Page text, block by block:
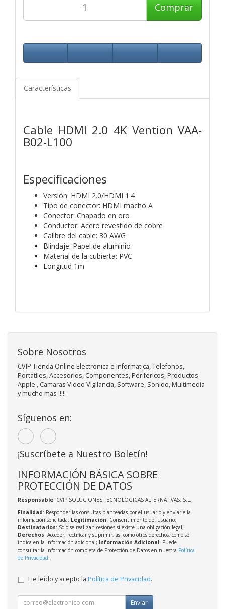
Comprar
Características
Cable HDMI 2.0 4K Vention VAA-
B02-L100
Especificaciones
Versión: HDMI 2.0/HDMI 1.4
Tipo de conector: HDMI macho A
Conector: Chapado en oro
Conductor: Acero revestido de cobre
Calibre del cable: 30 AWG
Blindaje: Papel de aluminio
Material de la cubierta: PVC
Longitud 1m
Sobre Nosotros
CVIP Tienda Online Electronica e Informatica, Telefonos,
Portatiles, Accesorios, Componentes, Perifericos, Productos
Apple , Camaras Video Vigilancia, Software, Sonido, Multimedia
y mucho mas !!!!!
Síguenos en:
¡Suscríbete a Nuestro Boletín!
INFORMACIÓN BÁSICA SOBRE
PROTECCIÓN DE DATOS
Responsable: CVIP SOLUCIONES TECNOLOGICAS ALTERNATIVAS, S.L.
Finalidad: Responder las consultas planteadas por el usuario y enviarle la
información solicitada; Legitimación: Consentimiento del usuario;
Destinatarios: Solo se realizan cesiones si existe una obligación legal;
Derechos: Acceder, rectificar y suprimir, así como otros derechos, como se
indica en la información adicional; Información Adicional: Puede
consultar la información completa de Protección de Datos en nuestra Política
de Privacidad
He leído y acepto la Política de Privacidad.
Enviar